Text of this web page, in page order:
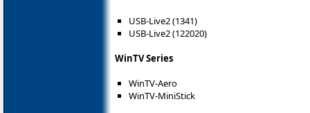
USB-Live2 (1341)
USB-Live2 (122020)
WinTV Series
WinTV-Aero
WinTV-MiniStick